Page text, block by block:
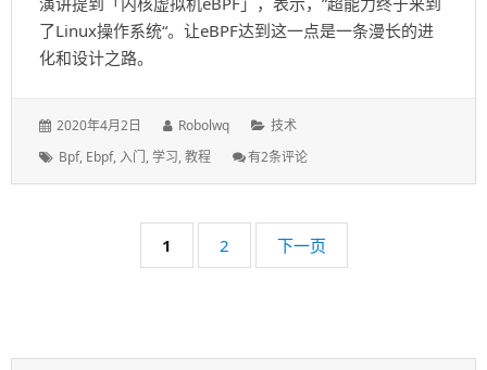
了Linux操作系统“。让eBPF达到这一点是一条漫长的进
化和设计之路。
发
于：
2020年4月2日
作
Robolwq
分
技术
标
Bpf, Ebpf, 入门,学习,教程
EBPF
有2条评论
页
码：
1
页
码：
2 下一页